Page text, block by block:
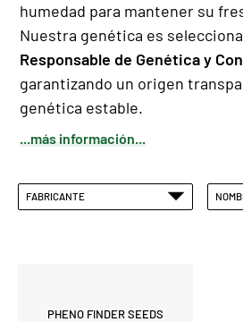
humedad para mantener su
Nuestra genética es
Responsable de Genética y
garantizando un origen
genética estable.
...más información...
FABRICANTE
PHENO FINDER SEEDS